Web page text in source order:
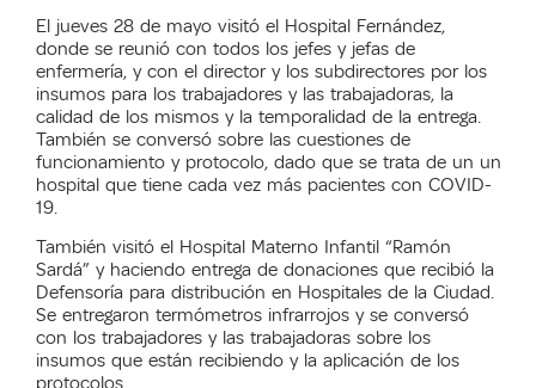
El jueves 28 de mayo visitó el Hospital Fernández,
donde se reunió con todos los jefes y jefas de
enfermería, y con el director y los subdirectores por los
insumos para los trabajadores y las trabajadoras, la
calidad de los mismos y la temporalidad de la entrega.
También se conversó sobre las cuestiones de
funcionamiento y protocolo, dado que se trata de un un
hospital que tiene cada vez más pacientes con COVID-
19.
También visitó el Hospital Materno Infantil “Ramón
Sardá” y haciendo entrega de donaciones que recibió la
Defensoría para distribución en Hospitales de la Ciudad.
Se entregaron termómetros infrarrojos y se conversó
con los trabajadores y las trabajadoras sobre los
insumos que están recibiendo y la aplicación de los
protocolos.